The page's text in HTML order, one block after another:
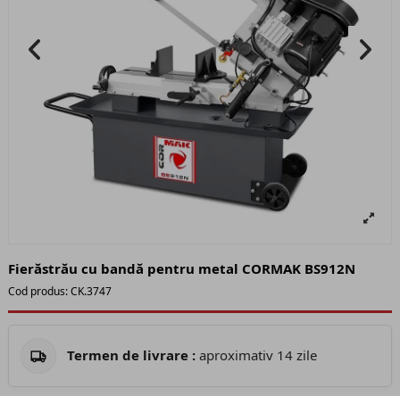
Fierăstrău cu bandă pentru metal CORMAK BS912N
Cod produs:CK.3747
Termen de livrare : aproximativ 14 zile